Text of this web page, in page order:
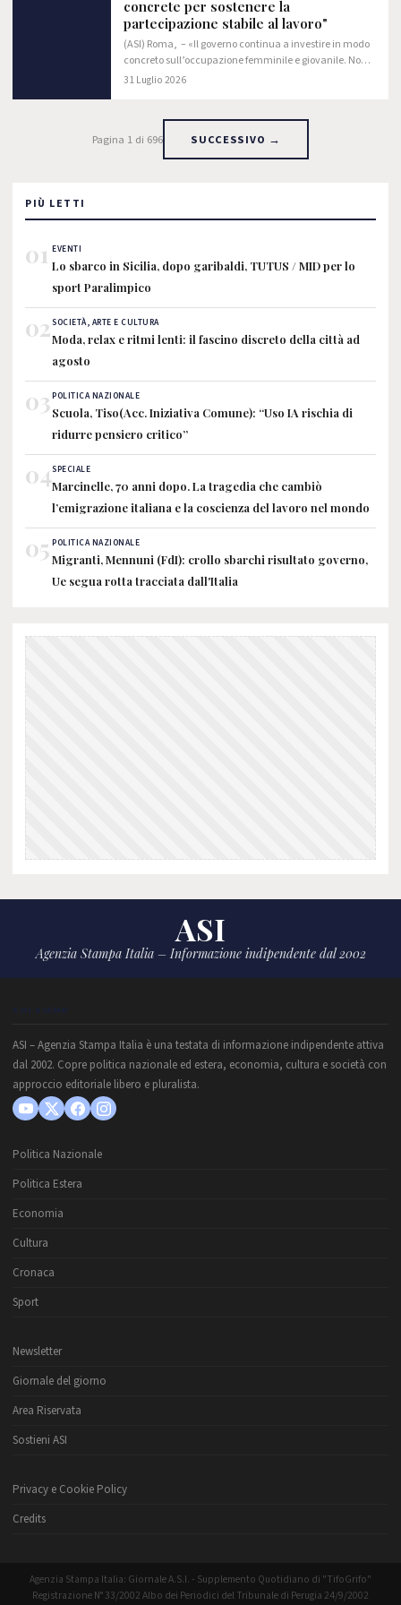
concrete per sostenere la
partecipazione stabile al lavoro"
(ASI) Roma, – «Il governo continua a investire in modo
concreto sull’occupazione femminile e giovanile. Non
con slogan, ma con misure che incidono direttamente
31 Luglio 2026
Pagina 1 di 696 SUCCESSIVO →
PIÙ LETTI
01 EVENTI
Lo sbarco in Sicilia, dopo garibaldi, TUTUS / MID per lo
sport Paralimpico
02SOCIETÀ, ARTE E CULTURA
Moda, relax e ritmi lenti: il fascino discreto della città ad
agosto
03POLITICA NAZIONALE
Scuola, Tiso(Acc. Iniziativa Comune): “Uso IA rischia di
ridurre pensiero critico”
04SPECIALE
Marcinelle, 70 anni dopo. La tragedia che cambiò
l’emigrazione italiana e la coscienza del lavoro nel mondo
05 POLITICA NAZIONALE
Migranti, Mennuni (FdI): crollo sbarchi risultato governo,
Ue segua rotta tracciata dall'Italia
ASI
Agenzia Stampa Italia – Informazione indipendente dal 2002
CHI SIAMO
ASI – Agenzia Stampa Italia è una testata di informazione indipendente attiva
dal 2002. Copre politica nazionale ed estera, economia, cultura e società con
approccio editoriale libero e pluralista.
Politica Nazionale
Politica Estera
Economia
Cultura
Cronaca
Sport
Newsletter
Giornale del giorno
Area Riservata
Sostieni ASI
Privacy e Cookie Policy
Credits
Agenzia Stampa Italia: Giornale A.S.I. - Supplemento Quotidiano di "TifoGrifo"
Registrazione N° 33/2002 Albo dei Periodici del Tribunale di Perugia 24/9/2002